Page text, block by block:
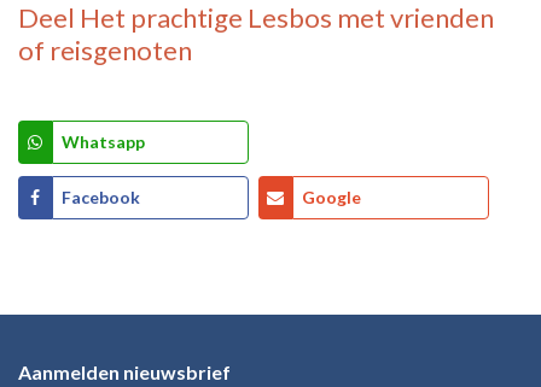
Deel Het prachtige Lesbos met vrienden
of reisgenoten
Whatsapp
Facebook Google
Aanmelden nieuwsbrief